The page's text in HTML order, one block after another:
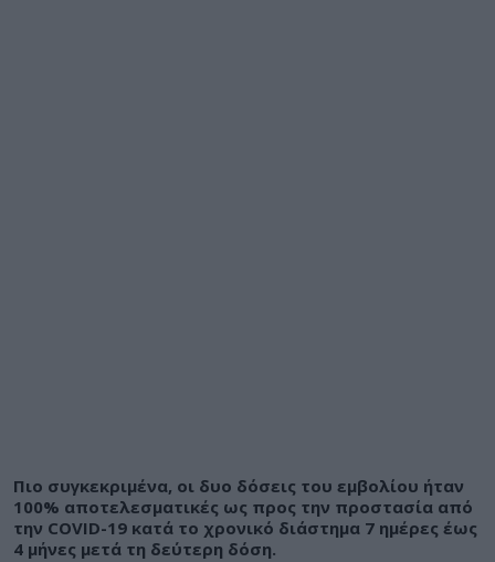
Πιο συγκεκριμένα, οι δυο δόσεις του εμβολίου ήταν
100% αποτελεσματικές ως προς την προστασία από
την COVID-19 κατά το χρονικό διάστημα 7 ημέρες έως
4 μήνες μετά τη δεύτερη δόση.